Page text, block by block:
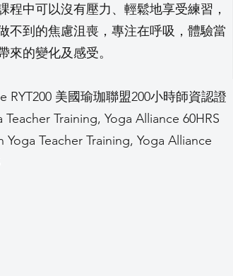
程中可以沒有壓力、輕鬆地享受練習，
不到的焦慮沮喪，專注在呼吸，體驗當
來的變化及感受。
RYT200 美國瑜珈聯盟200小時師資認證
Training, Yoga Alliance 60HRS
Yoga Teacher Training, Yoga Alliance